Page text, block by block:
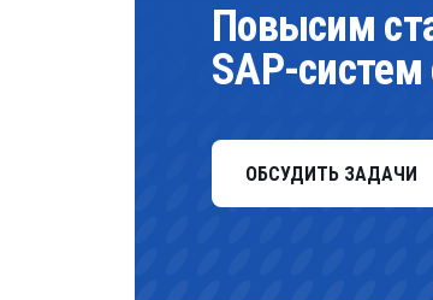
Повысим
SAP-
ОБСУДИТЬ ЗАДАЧИ